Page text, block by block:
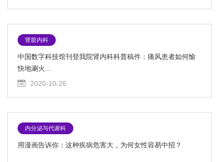
肾脏内科
中国数字科技馆刊登我院肾内科科普稿件：痛风患者如何愉
快地涮火...
2020-10-26
内分泌与代谢科
用漫画告诉你：这种疾病危害大，为何女性容易中招？